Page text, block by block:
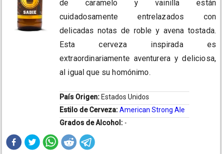
de caramelo y vainilla están
cuidadosamente entrelazados con
delicadas notas de roble y avena tostada.
Esta cerveza inspirada es
extraordinariamente aventurera y deliciosa,
al igual que su homónimo.
País Origen: Estados Unidos
Estilo de Cerveza:American Strong Ale
Grados de Alcohol: -